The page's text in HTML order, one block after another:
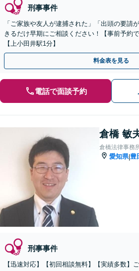
刑事事件
「ご家族や友人が逮捕された」「出頭の要請
きるだけ早期にご相談ください！【事前予約
【上小田井駅1分】
料金表を見る
電話で面談予約
倉橋 敏
倉橋法律事務
愛知県|豊
刑事事件
【迅速対応】【初回相談無料】【実績多数】